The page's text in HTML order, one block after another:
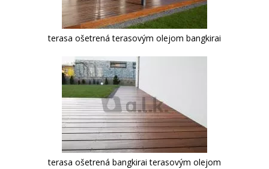
terasa ošetrená terasovým olejom bangkirai
terasa ošetrená bangkirai terasovým olejom